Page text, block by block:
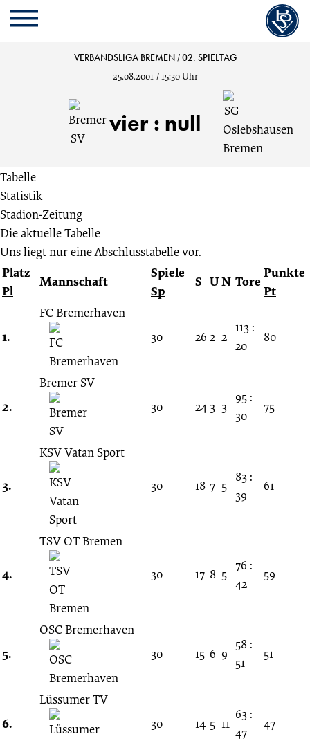
Cookie
Einstellungen
Zum
Inhalt
Cookie
Einstellungen
Kopfbereich
MENU
Bremer
SG
Oslebshausen
Bremen
4:0
Spieltag
25.08.2001
2001/2002
(Verbandsliga
Bremen)
VERBANDSLIGA BREMEN /02. SPIELTAG
25.08.2001 /15:30 Uhr
vier : null
Tabelle
Statistik
Stadion-Zeitung
Die aktuelle Tabelle
Uns liegt nur eine Abschlusstabelle vor.
Platz
Pl
Mannschaft
Spiele
Sp
S UN Tore
Punkte
Pt
1.
FC Bremerhaven
30
26 2 2
113 :
20
80
2.
Bremer SV
30
24 3 3
95 :
30
75
3.
KSV Vatan Sport
30 18 7 5
83 :
39
61
4.
TSV OT Bremen
30 17 8 5
76 :
42
59
5.
OSC Bremerhaven
30
15 6 9
58 :
51
51
6.
Lüssumer TV
30
14 5 11
63 :
47
47